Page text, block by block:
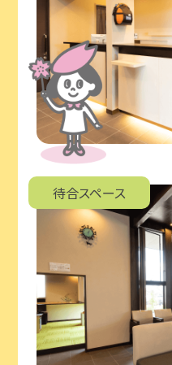
待合スペース